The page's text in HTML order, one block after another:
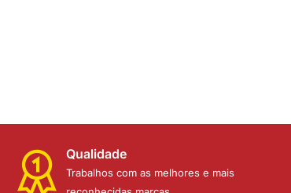
Qualidade
Trabalhos com as melhores e mais